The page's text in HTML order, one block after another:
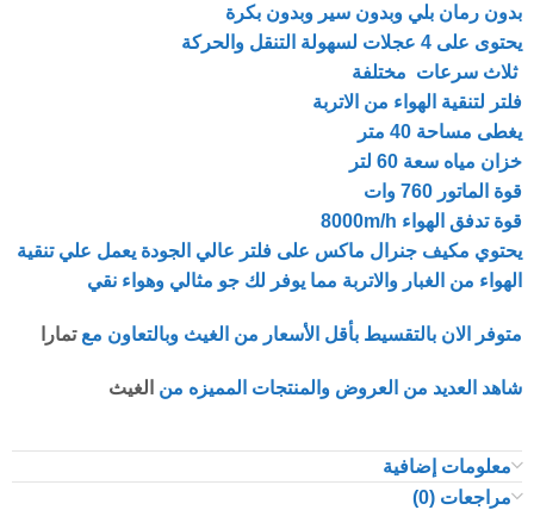
بدون رمان بلي وبدون سير وبدون بكرة
يحتوى على 4 عجلات لسهولة التنقل والحركة
ثلاث سرعات مختلفة
فلتر لتنقية الهواء من الاتربة
يغطى مساحة 40 متر
خزان مياه سعة 60 لتر
قوة الماتور 760 وات
قوة تدفق الهواء 8000m/h
يحتوي مكيف جنرال ماكس على فلتر عالي الجودة يعمل علي تنقية
الهواء من الغبار والاتربة مما يوفر لك جو مثالي وهواء نقي
متوفر الان بالتقسيط بأقل الأسعار من الغيث وبالتعاون معتمارا
شاهد العديد من العروض والمنتجات المميزه من الغيث
معلومات إضافية
مراجعات (0)